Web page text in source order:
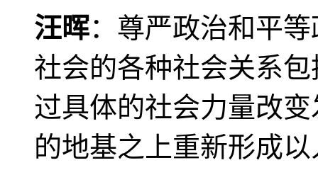
汪晖：尊严政治和平
社会的各种社会关系
过具体的社会力量改
的地基之上重新形成